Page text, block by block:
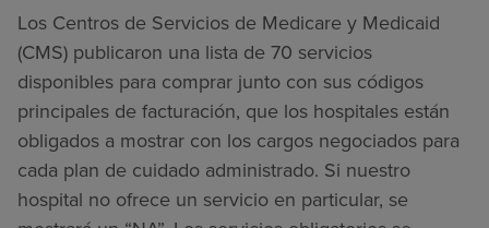
Los Centros de Servicios de Medicare y Medicaid
(CMS) publicaron una lista de 70 servicios
disponibles para comprar junto con sus códigos
principales de facturación, que los hospitales están
obligados a mostrar con los cargos negociados para
cada plan de cuidado administrado. Si nuestro
hospital no ofrece un servicio en particular, se